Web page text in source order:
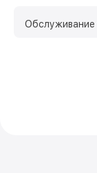
Обслуживание